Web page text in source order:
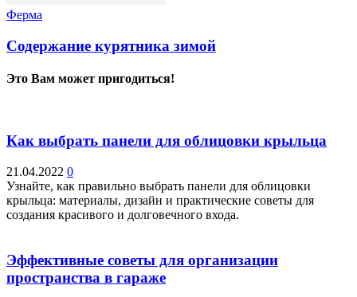
Ферма
Содержание курятника зимой
Это Вам может пригодиться!
Как выбрать панели для облицовки крыльца
21.04.2022 0
Узнайте, как правильно выбрать панели для облицовки
крыльца: материалы, дизайн и практические советы для
создания красивого и долговечного входа.
Эффективные советы для организации
пространства в гараже